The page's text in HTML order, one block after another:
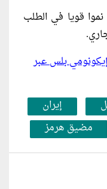
قويا في الطلب
إيكونومي بلس عبر
إيران
مضيق هرمز